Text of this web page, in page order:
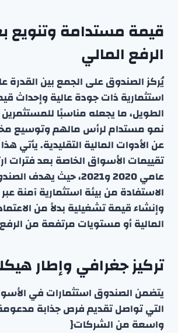
قيمة مستدامة وتنويع
الرفع المالي
يُركز الصندوق على الجمع بين القدرة
استثمارية ذات جودة عالية وإحداث
الطويل، ما يجعله مناسبًا
نمو مستدام لرأس مالهم وتوسيع
عن الأدوات المالية التقليدية. يأتي
تقييمات الأسواق الخاصة بعد فترات
عامي 2020 و2021، حيث يهدف
الاستفادة من بيئة استثمارية آمنة
وإنشاء قيمة تشغيلية بدلاً من
المالية أو مستويات مرتفعة من
تركيز جغرافي وإطار
يتضمن الصندوق استثمارات في
التي تواصل تقديم فرص جذابة
واسعة من الشركات{